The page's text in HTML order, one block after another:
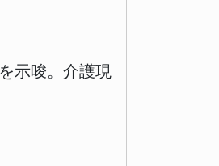
示唆。介護現